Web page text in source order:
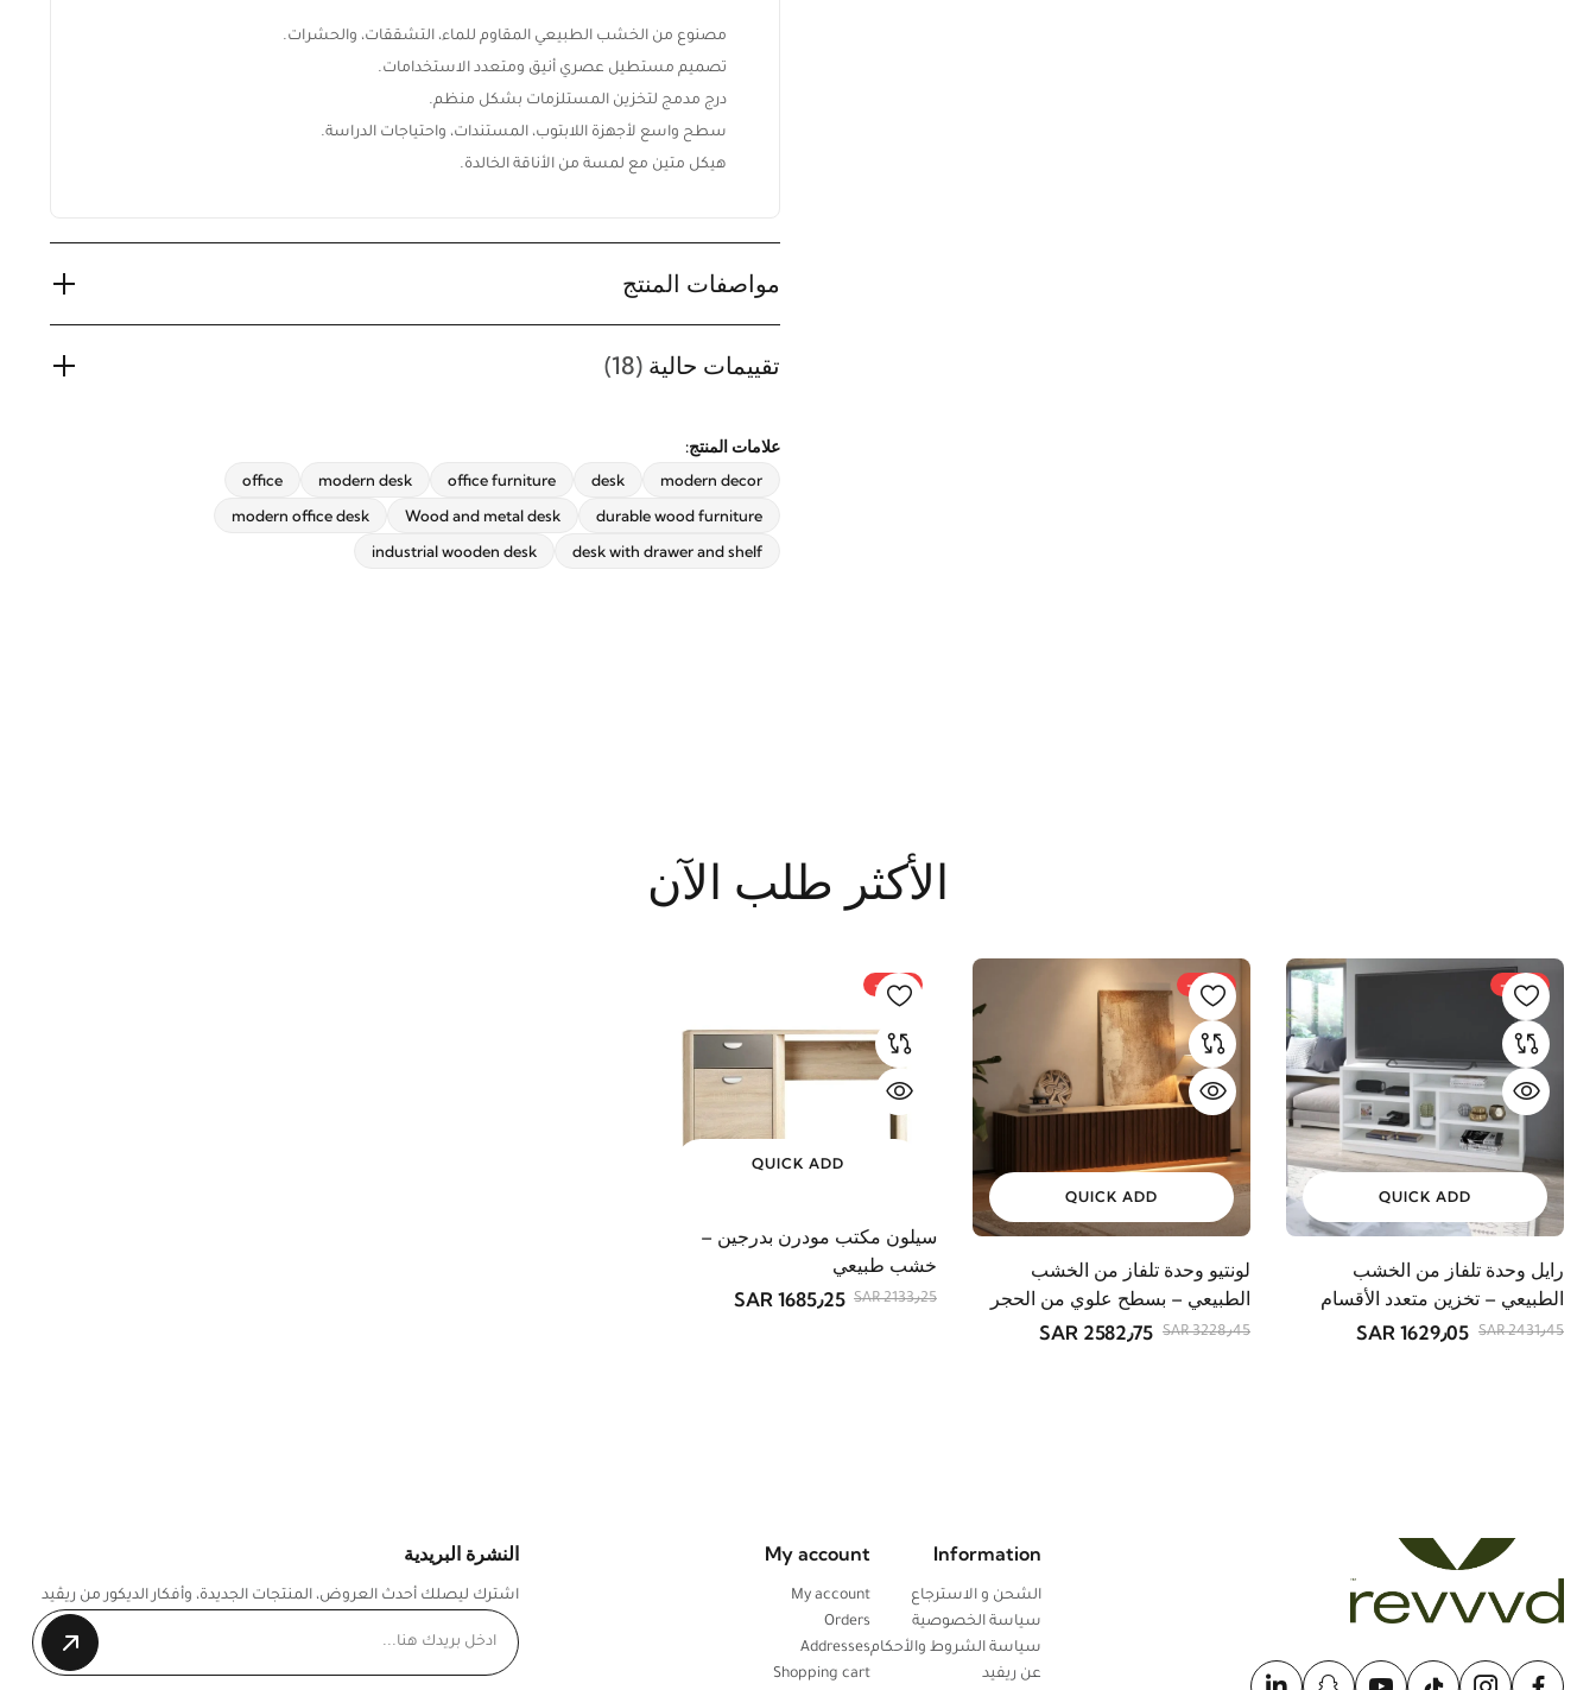
ابقَ على اطلاع بكل جديد من ريڤيد
الأثاث، أفكار الديكور المنزلي،
العروض الحصرية، وآخر أخبار ريڤيد.
مصنوع من الخشب الطبيعي المقاوم للماء، التشققات، والحشرات.
تصميم مستطيل عصري أنيق ومتعدد الاستخدامات.
درج مدمج لتخزين المستلزمات بشكل منظم.
سطح واسع لأجهزة اللابتوب، المستندات، واحتياجات الدراسة.
هيكل متين مع لمسة من الأناقة الخالدة.
مواصفات المنتج
تقييمات حالية (18)
علامات المنتج:
modern decor
desk
office furniture
modern desk
office
durable wood furniture
Wood and metal desk
modern office desk
desk with drawer and shelf
industrial wooden desk
الأكثر طلب الآن
-33%
QUICK ADD
رايل وحدة تلفاز من الخشب
الطبيعي – تخزين متعدد الأقسام
2431٫45 SAR 1629٫05 SAR
-20%
QUICK ADD
لونتيو وحدة تلفاز من الخشب
الطبيعي – بسطح علوي من الحجر
3228٫45 SAR 2582٫75 SAR
-21%
QUICK ADD
سيلون مكتب مودرن بدرجين –
خشب طبيعي
2133٫25 SAR 1685٫25 SAR
Information
الشحن و الاسترجاع
سياسة الخصوصية
سياسة الشروط والأحكام
عن ريفيد
My account
My account
Orders
Addresses
Shopping cart
النشرة البريدية
اشترك ليصلك أحدث العروض، المنتجات الجديدة، وأفكار الديكور من ريڤيد